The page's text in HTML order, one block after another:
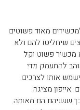
מאוד פשוטים
שיחליטו להם ולא
מכשיר פשוט וקל
להתעמק מדי
אותו לצרכים
אייפון מציגה
ששניהם הם מאותה